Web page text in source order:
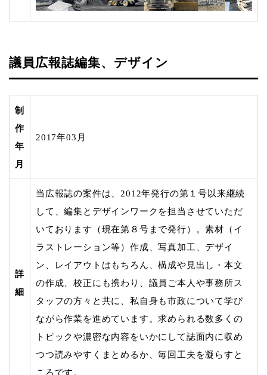
議員広報誌編集、デザイン
制
作
年
月
2017年03月
詳
細
当広報誌の案件は、2012年発行の第１号以来継続
して、編集とデザインワークを担当させていただ
いております（現在第８号まで発行）。素材（イ
ラストレーション等）作成、写真加工、デザイ
ン、レイアウトはもちろん、構成や見出し・本文
の作成、校正にも携わり、議員ご本人や事務所ス
タッフの方々と共に、私自身も市政について学び
ながら作業を進めています。求められる数多くの
トピックや濃密な内容をいかにして誌面内に収め
つつ読みやすくまとめるか、毎回工夫を凝らすと
ころです。